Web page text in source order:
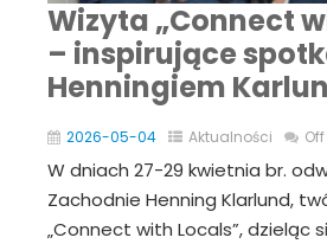
Wizyta „Connect
– inspirujące
Henningiem
2026-05-04 Aktualności Off
W dniach 27-29 kwietnia br.
Zachodnie Henning Klarlund,
„Connect with Locals”, dzieląc